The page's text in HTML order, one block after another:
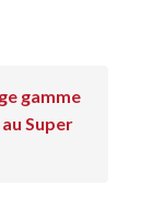
gamme
Super